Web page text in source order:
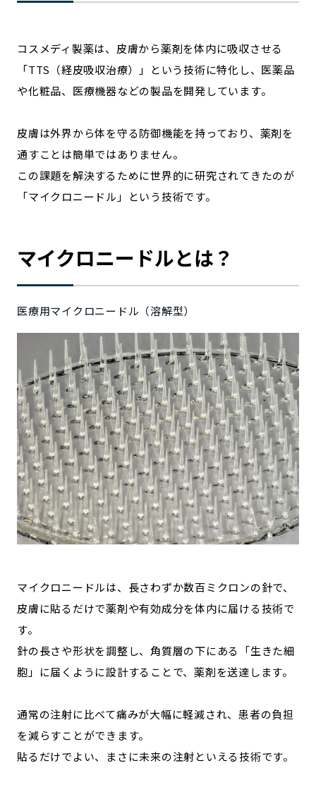
コスメディ製薬は、皮膚から薬剤を体内に吸収させる
「TTS（経皮吸収治療）」という技術に特化し、医薬品
や化粧品、医療機器などの製品を開発しています。
皮膚は外界から体を守る防御機能を持っており、薬剤を
通すことは簡単ではありません。
この課題を解決するために世界的に研究されてきたのが
「マイクロニードル」という技術です。
マイクロニードルとは？
医療用マイクロニードル（溶解型）
マイクロニードルは、長さわずか数百ミクロンの針で、
皮膚に貼るだけで薬剤や有効成分を体内に届ける技術で
す。
針の長さや形状を調整し、角質層の下にある「生きた細
胞」に届くように設計することで、薬剤を送達します。
通常の注射に比べて痛みが大幅に軽減され、患者の負担
を減らすことができます。
貼るだけでよい、まさに未来の注射といえる技術です。